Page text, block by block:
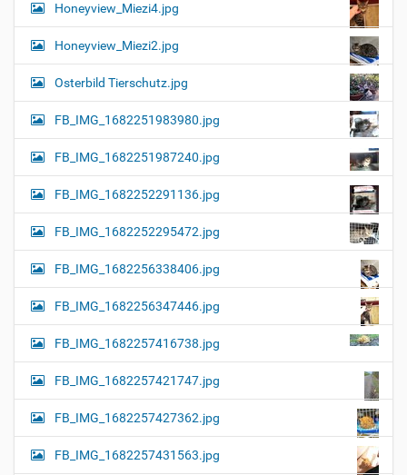
Honeyview_Miezi4.jpg
Honeyview_Miezi2.jpg
Osterbild Tierschutz.jpg
FB_IMG_1682251983980.jpg
FB_IMG_1682251987240.jpg
FB_IMG_1682252291136.jpg
FB_IMG_1682252295472.jpg
FB_IMG_1682256338406.jpg
FB_IMG_1682256347446.jpg
FB_IMG_1682257416738.jpg
FB_IMG_1682257421747.jpg
FB_IMG_1682257427362.jpg
FB_IMG_1682257431563.jpg